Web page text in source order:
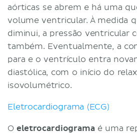
aórticas se abrem e há uma
volume ventricular. À medida
diminui, a pressão ventricular
também. Eventualmente, a
para e o ventrículo entra
diastólica, com o início do
isovolumétrico.
Eletrocardiograma (ECG)
Oeletrocardiograma é uma